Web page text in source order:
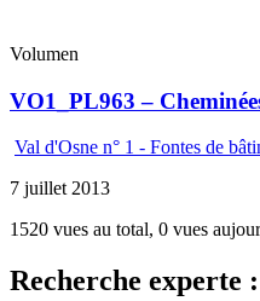
Volumen
VO1_PL963 –
Val d'Osne n° 1 - Fontes de
7 juillet 2013
1520 vues au total, 0 vues
Recherche experte :